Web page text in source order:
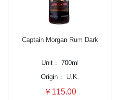
Captain Morgan Rum Dark
Unit： 700ml
Origin：
U.K.
￥115.00